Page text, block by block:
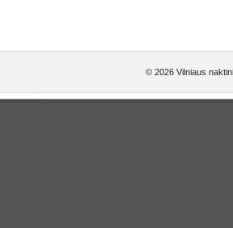
© 2026 Vilniaus